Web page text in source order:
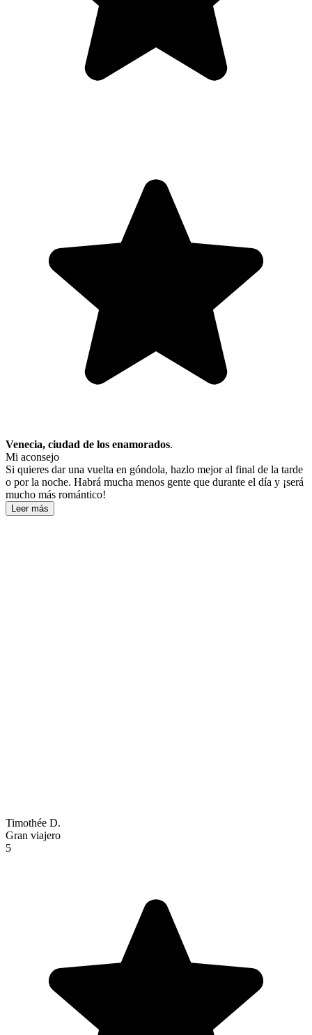
Venecia, ciudad de los enamorados.
Mi aconsejo
Si quieres dar una vuelta en góndola, hazlo mejor al final de la tarde
o por la noche. Habrá mucha menos gente que durante el día y ¡será
mucho más romántico!
Leer más
Timothée D.
Gran viajero
5